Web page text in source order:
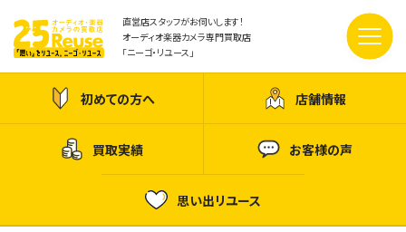
直営店スタッフがお伺いします！
オーディオ楽器カメラ専門買取店
「ニーゴ・リユース」
初めての方へ 店舗情報
買取実績 お客様の声
思い出リユース